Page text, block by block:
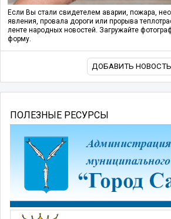
Если Вы стали свидетелем аварии, пожара,
явления, провала дороги или прорыва
ленте народных новостей. Загружайте
форму.
ДОБАВИТЬ НОВОСТЬ
ПОЛЕЗНЫЕ РЕСУРСЫ